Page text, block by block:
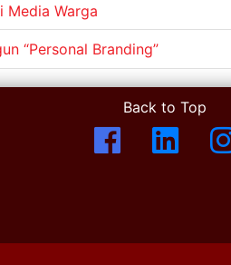
Media Warga
“Personal Branding”
Back to Top